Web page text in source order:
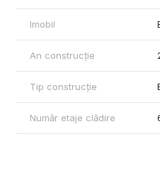
Imobil
An construcție
Tip construcție
Număr etaje clădire